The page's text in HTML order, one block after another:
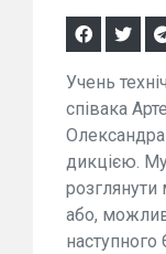
Учень
співака
дикцією.
або,
наступного